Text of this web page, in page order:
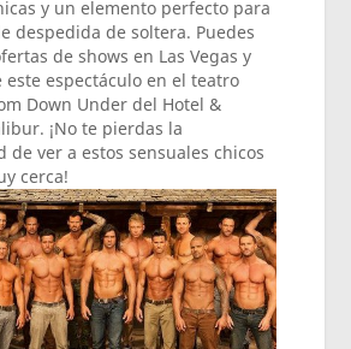
y un elemento perfecto para
despedida de soltera. Puedes
de shows en Las Vegas y
espectáculo en el teatro
Down Under del Hotel &
¡No te pierdas la
de ver a estos sensuales chicos
cerca!